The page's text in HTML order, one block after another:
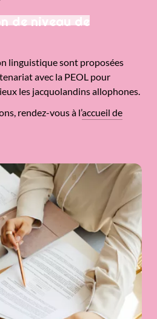
de niveau de
linguistique sont proposées
avec la PEOL pour
les jacquolandins allophones.
rendez-vous à l’accueil de